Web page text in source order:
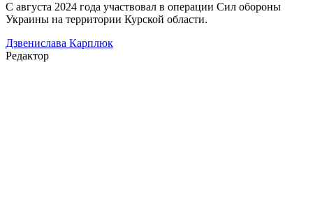
С августа 2024 года участвовал в операции Сил обороны
Украины на территории Курской области.
Дзвенислава Карплюк
Редактор